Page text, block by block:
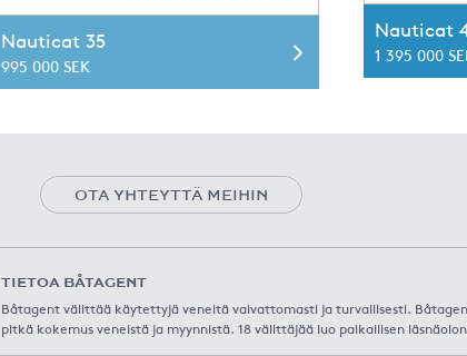
Nauticat 35
995 000 SEK
Nauticat
1 395 000
OTA YHTEYTTÄ MEIHIN
TIETOA BÅTAGENT
Båtagent välittää käytettyjä veneitä vaivattomasti ja turvallisesti.
pitkä kokemus veneistä ja myynnistä. 18 välittäjää luo paikallisen